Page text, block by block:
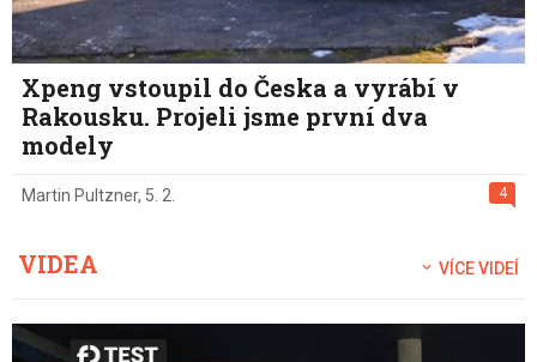
Xpeng vstoupil do Česka a vyrábí v
Rakousku. Projeli jsme první dva
modely
4
Martin Pultzner, 5. 2.
VIDEA VÍCE VIDEÍ